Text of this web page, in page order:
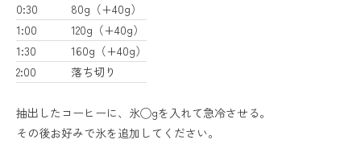
0:30
80g（+40g）
1:00
120g（+40g）
1:30
160g（+40g）
2:00
落ち切り
抽出したコーヒーに、氷◯gを入れて急冷させる。
その後お好みで氷を追加してください。